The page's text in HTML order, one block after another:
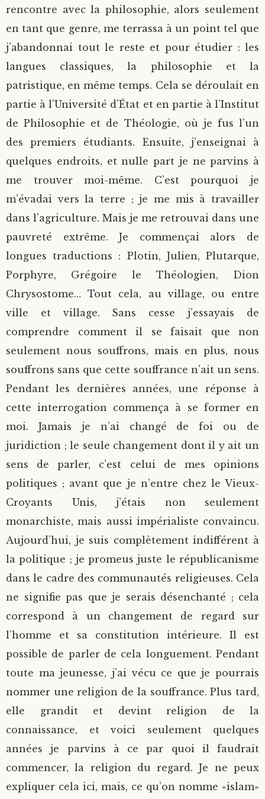
rencontre avec la philosophie, alors seulement
en tant que genre, me terrassa à un point tel que
j’abandonnai tout le reste et pour étudier : les
langues classiques, la philosophie et la
patristique, en même temps. Cela se déroulait en
partie à l’Université d’État et en partie à l’Institut
de Philosophie et de Théologie, où je fus l’un
des premiers étudiants. Ensuite, j’enseignai à
quelques endroits, et nulle part je ne parvins à
me trouver moi-même. C’est pourquoi je
m’évadai vers la terre ; je me mis à travailler
dans l’agriculture. Mais je me retrouvai dans une
pauvreté extrême. Je commençai alors de
longues traductions : Plotin, Julien, Plutarque,
Porphyre, Grégoire le Théologien, Dion
Chrysostome… Tout cela, au village, ou entre
ville et village. Sans cesse j’essayais de
comprendre comment il se faisait que non
seulement nous souffrons, mais en plus, nous
souffrons sans que cette souffrance n’ait un sens.
Pendant les dernières années, une réponse à
cette interrogation commença à se former en
moi. Jamais je n’ai changé de foi ou de
juridiction ; le seule changement dont il y ait un
sens de parler, c’est celui de mes opinions
politiques ; avant que je n’entre chez le Vieux-
Croyants Unis, j’étais non seulement
monarchiste, mais aussi impérialiste convaincu.
Aujourd’hui, je suis complètement indifférent à
la politique ; je promeus juste le républicanisme
dans le cadre des communautés religieuses. Cela
ne signifie pas que je serais désenchanté ; cela
correspond à un changement de regard sur
l’homme et sa constitution intérieure. Il est
possible de parler de cela longuement. Pendant
toute ma jeunesse, j’ai vécu ce que je pourrais
nommer une religion de la souffrance. Plus tard,
elle grandit et devint religion de la
connaissance, et voici seulement quelques
années je parvins à ce par quoi il faudrait
commencer, la religion du regard. Je ne peux
expliquer cela ici, mais, ce qu’on nomme «islam»